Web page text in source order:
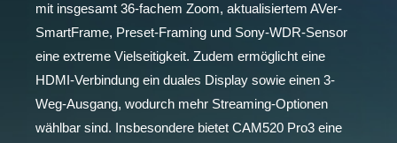
mit insgesamt 36-fachem Zoom, aktualisiertem AVer-
SmartFrame, Preset-Framing und Sony-WDR-Sensor
eine extreme Vielseitigkeit. Zudem ermöglicht eine
HDMI-Verbindung ein duales Display sowie einen 3-
Weg-Ausgang, wodurch mehr Streaming-Optionen
wählbar sind. Insbesondere bietet CAM520 Pro3 eine